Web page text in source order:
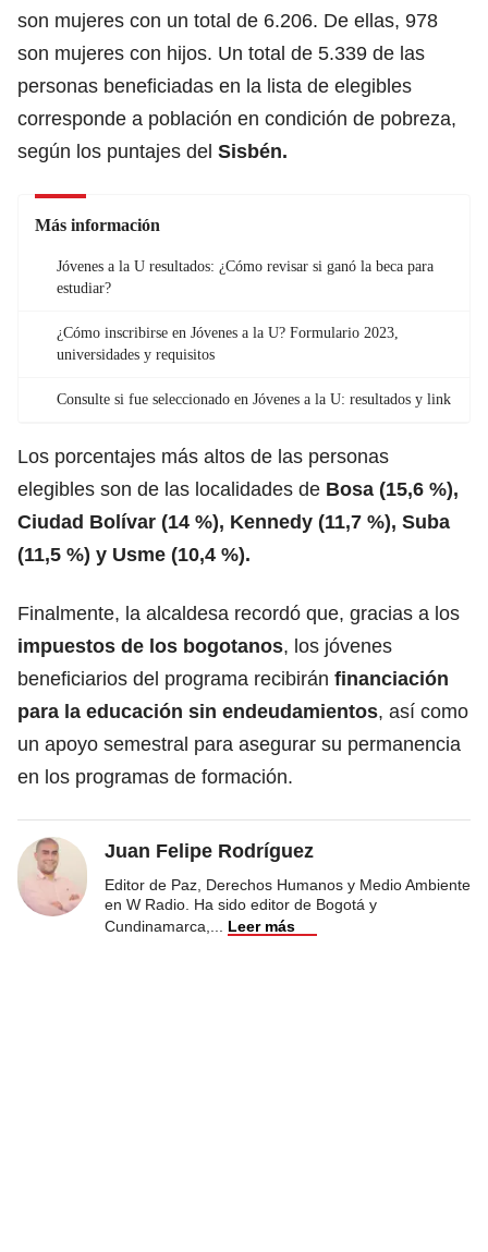
son mujeres con un total de 6.206. De ellas, 978
son mujeres con hijos. Un total de 5.339 de las
personas beneficiadas en la lista de elegibles
corresponde a población en condición de pobreza,
según los puntajes del Sisbén.
Más información
Jóvenes a la U resultados: ¿Cómo revisar si ganó la beca para
estudiar?
¿Cómo inscribirse en Jóvenes a la U? Formulario 2023,
universidades y requisitos
Consulte si fue seleccionado en Jóvenes a la U: resultados y link
Los porcentajes más altos de las personas
elegibles son de las localidades de Bosa (15,6 %),
Ciudad Bolívar (14 %), Kennedy (11,7 %), Suba
(11,5 %) y Usme (10,4 %).
Finalmente, la alcaldesa recordó que, gracias a los
impuestos de los bogotanos, los jóvenes
beneficiarios del programa recibirán financiación
para la educación sin endeudamientos, así como
un apoyo semestral para asegurar su permanencia
en los programas de formación.
Juan Felipe Rodríguez
Editor de Paz, Derechos Humanos y Medio Ambiente
en W Radio. Ha sido editor de Bogotá y
Cundinamarca,
Leer más